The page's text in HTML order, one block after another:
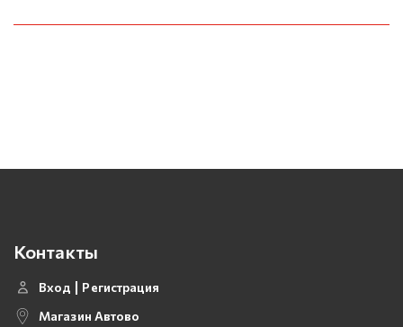
Контакты
Вход
Регистрация
Магазин Автово